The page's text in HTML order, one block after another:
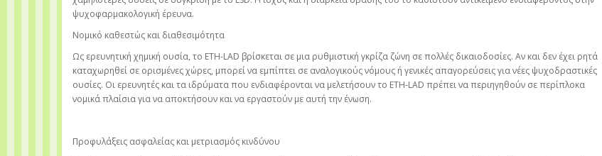
ψυχοφαρμακολογική έρευνα.
Νομικό καθεστώς και διαθεσιμότητα
Ως ερευνητική χημική ουσία, το ETH-LAD βρίσκεται σε μια ρυθμιστική γκρίζα ζώνη σε πολλές δικαιοδοσίες. Αν και δεν έχει ρητά
καταχωρηθεί σε ορισμένες χώρες, μπορεί να εμπίπτει σε αναλογικούς νόμους ή γενικές απαγορεύσεις για νέες ψυχοδραστικές
ουσίες. Οι ερευνητές και τα ιδρύματα που ενδιαφέρονται να μελετήσουν το ETH-LAD πρέπει να περιηγηθούν σε περίπλοκα
νομικά πλαίσια για να αποκτήσουν και να εργαστούν με αυτή την ένωση.
Προφυλάξεις ασφαλείας και μετριασμός κινδύνου